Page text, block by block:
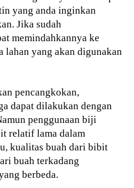
yang anda inginkan
Jika sudah
memindahkannya ke
lahan yang akan digunakan
pencangkokan,
dapat dilakukan dengan
penggunaan biji
relatif lama dalam
kualitas buah dari bibit
buah terkadang
berbeda.